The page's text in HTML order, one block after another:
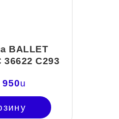
BALLET
36622 С293
950u